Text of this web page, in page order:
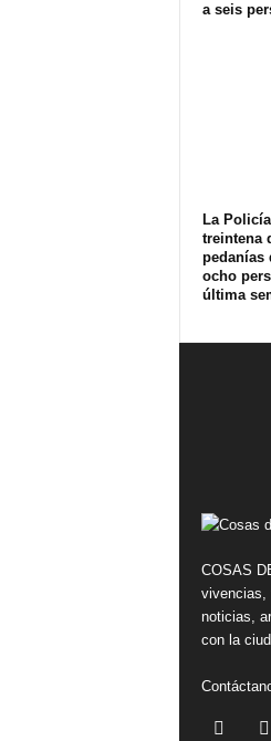
a seis
La
treintena
pedanías
ocho
última
COSAS
vivencias,
noticias,
con la